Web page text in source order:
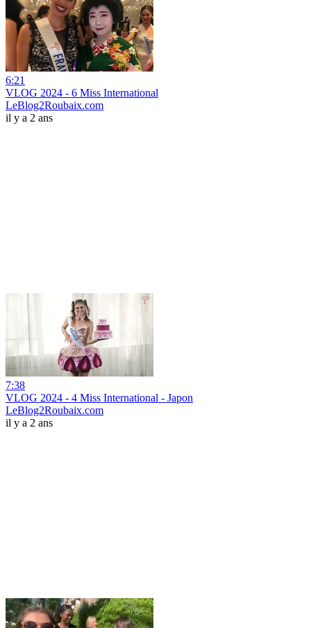
6:21
VLOG 2024 - 6 Miss International
LeBlog2Roubaix.com
il y a 2 ans
7:38
VLOG 2024 - 4 Miss International - Japon
LeBlog2Roubaix.com
il y a 2 ans